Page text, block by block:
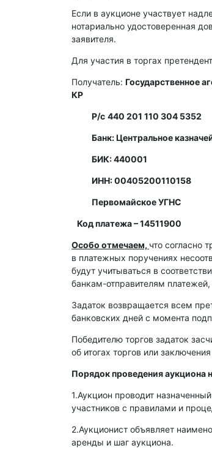
Если в аукционе участвует
нотариально удостоверенная
заявителя.
Для участия в торгах
Получатель: Государственное
КР
Р/с 440 201 110 304 5352
Банк: Центральное
БИК: 440001
ИНН: 00405200110158
Первомайское УГНС
Код платежа – 14511900
Особо отмечаем, что согласно
в платежных поручениях
будут учитываться в
банкам-отправителям
Задаток возвращается всем
банковских дней с момента
Победителю торгов задаток
об итогах торгов или
Порядок проведения аукциона
1.Аукцион проводит
участников с правилами и
2.Аукционист объявляет
аренды и шаг аукциона.